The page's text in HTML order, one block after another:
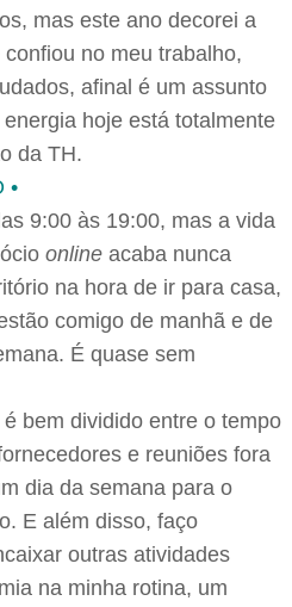
mas este ano decorei a
no meu trabalho,
afinal é um assunto
hoje está totalmente
da TH.
•
9:00 às 19:00, mas a vida
online acaba nunca
na hora de ir para casa,
comigo de manhã e de
É quase sem
bem dividido entre o tempo
e reuniões fora
dia da semana para o
E além disso, faço
outras atividades
na minha rotina, um